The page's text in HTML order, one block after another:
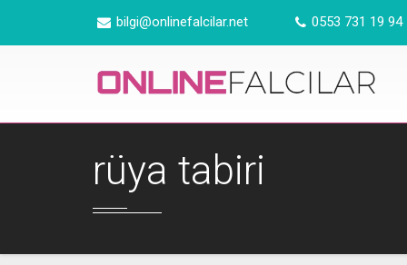
bilgi@onlinefalcilar.net 0553 731 19 94
rüya tabiri